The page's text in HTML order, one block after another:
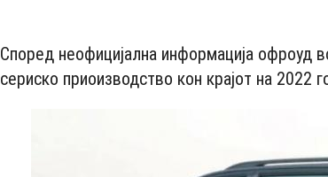
Според неофицијална информација офроуд
сериско приоизводство кон крајот на 2022